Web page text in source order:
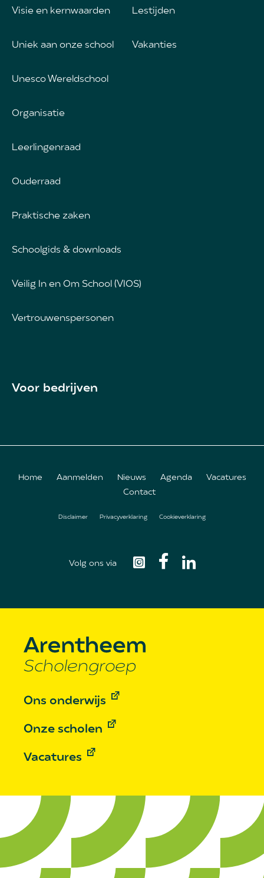
Visie en kernwaarden
Uniek aan onze school
Unesco Wereldschool
Organisatie
Leerlingenraad
Ouderraad
Praktische zaken
Schoolgids & downloads
Veilig In en Om School (VIOS)
Vertrouwenspersonen
Lestijden
Vakanties
Voor bedrijven
Home Aanmelden Nieuws Agenda
Vacatures
Contact
Footer
Disclaimer Privacyverklaring Cookieverklaring
Volg ons via
Ons onderwijs
Onze scholen
Vacatures